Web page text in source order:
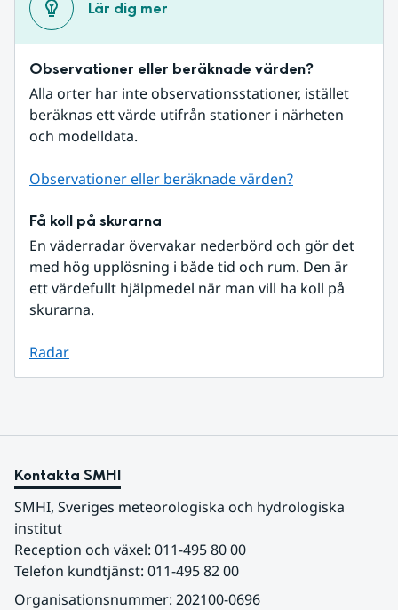
Lär dig mer
Observationer eller beräknade värden?
Alla orter har inte observationsstationer, istället
beräknas ett värde utifrån stationer i närheten
och modelldata.
Observationer eller beräknade värden?
Få koll på skurarna
En väderradar övervakar nederbörd och gör det
med hög upplösning i både tid och rum. Den är
ett värdefullt hjälpmedel när man vill ha koll på
skurarna.
Radar
Kontakta SMHI
SMHI, Sveriges meteorologiska och hydrologiska
institut
Reception och växel: 011-495 80 00
Telefon kundtjänst: 011-495 82 00
Organisationsnummer: 202100-0696